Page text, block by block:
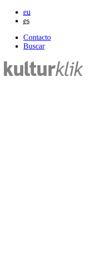
eu
es
Contacto
Buscar